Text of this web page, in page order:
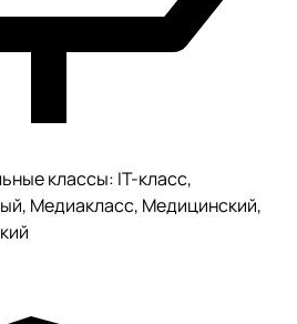
классы: IT-класс,
Медиакласс, Медицинский,